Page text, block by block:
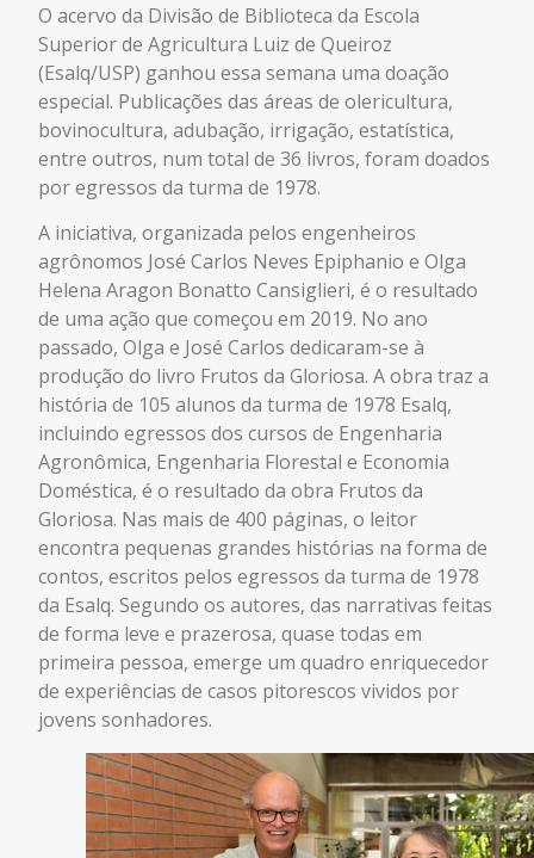
O acervo da Divisão de Biblioteca da Escola
Superior de Agricultura Luiz de Queiroz
(Esalq/USP) ganhou essa semana uma doação
especial. Publicações das áreas de olericultura,
bovinocultura, adubação, irrigação, estatística,
entre outros, num total de 36 livros, foram doados
por egressos da turma de 1978.
A iniciativa, organizada pelos engenheiros
agrônomos José Carlos Neves Epiphanio e Olga
Helena Aragon Bonatto Cansiglieri, é o resultado
de uma ação que começou em 2019. No ano
passado, Olga e José Carlos dedicaram-se à
produção do livro Frutos da Gloriosa. A obra traz a
história de 105 alunos da turma de 1978 Esalq,
incluindo egressos dos cursos de Engenharia
Agronômica, Engenharia Florestal e Economia
Doméstica, é o resultado da obra Frutos da
Gloriosa. Nas mais de 400 páginas, o leitor
encontra pequenas grandes histórias na forma de
contos, escritos pelos egressos da turma de 1978
da Esalq. Segundo os autores, das narrativas feitas
de forma leve e prazerosa, quase todas em
primeira pessoa, emerge um quadro enriquecedor
de experiências de casos pitorescos vividos por
jovens sonhadores.